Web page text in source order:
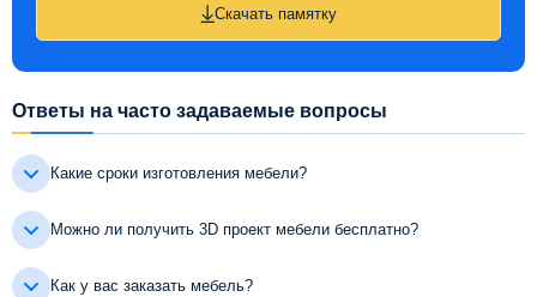
Скачать памятку
Ответы на часто задаваемые вопросы
Какие сроки изготовления мебели?
Можно ли получить 3D проект мебели бесплатно?
Как у вас заказать мебель?